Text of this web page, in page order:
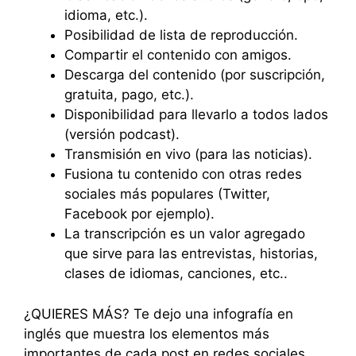
idioma, etc.).
Posibilidad de lista de reproducción.
Compartir el contenido con amigos.
Descarga del contenido (por suscripción,
gratuita, pago, etc.).
Disponibilidad para llevarlo a todos lados
(versión podcast).
Transmisión en vivo (para las noticias).
Fusiona tu contenido con otras redes
sociales más populares (Twitter,
Facebook por ejemplo).
La transcripción es un valor agregado
que sirve para las entrevistas, historias,
clases de idiomas, canciones, etc..
¿QUIERES MÁS? Te dejo una infografía en
inglés que muestra los elementos más